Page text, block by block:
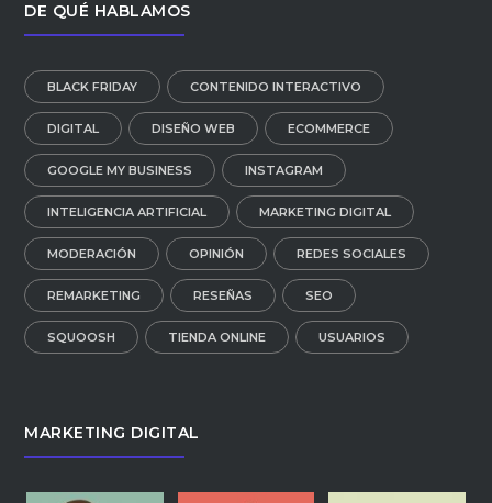
DE QUÉ HABLAMOS
BLACK FRIDAY CONTENIDO INTERACTIVO
DIGITAL DISEÑO WEB ECOMMERCE
GOOGLE MY BUSINESS INSTAGRAM
INTELIGENCIA ARTIFICIAL MARKETING DIGITAL
MODERACIÓN OPINIÓN REDES SOCIALES
REMARKETING RESEÑAS SEO
SQUOOSH TIENDA ONLINE USUARIOS
MARKETING DIGITAL